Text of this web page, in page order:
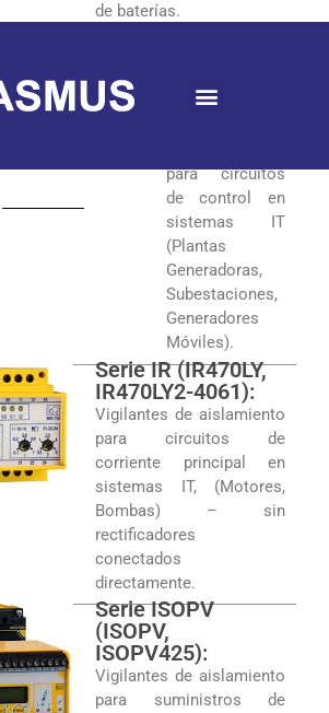
de baterías.
IR425):
para circuitos
de control en
sistemas IT
(Plantas
Generadoras,
Subestaciones,
Generadores
Móviles).
Serie IR (IR470LY,
IR470LY2-4061):
Vigilantes de aislamiento
para circuitos de
corriente principal en
sistemas IT, (Motores,
Bombas) – sin
rectificadores
conectados
directamente.
Serie ISOPV
(ISOPV,
ISOPV425):
Vigilantes de aislamiento
para suministros de